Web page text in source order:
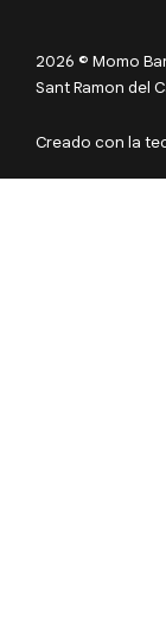
2026 © Momo
Sant Ramon del
Creado con la